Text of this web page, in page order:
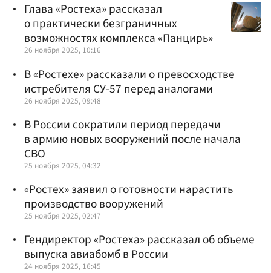
Глава «Ростеха» рассказал
о практически безграничных
возможностях комплекса «Панцирь»
26 ноября 2025, 10:16
В «Ростехе» рассказали о превосходстве
истребителя СУ-57 перед аналогами
26 ноября 2025, 09:48
В России сократили период передачи
в армию новых вооружений после начала
СВО
25 ноября 2025, 04:32
«Ростех» заявил о готовности нарастить
производство вооружений
25 ноября 2025, 02:47
Гендиректор «Ростеха» рассказал об объеме
выпуска авиабомб в России
24 ноября 2025, 16:45